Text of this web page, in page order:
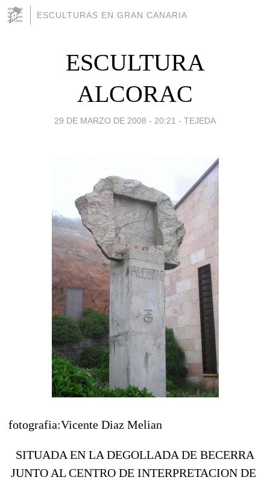
ESCULTURAS EN GRAN CANARIA
ESCULTURA
ALCORAC
29 DE MARZO DE 2008 - 20:21 - TEJEDA
fotografia:Vicente Diaz Melian
SITUADA EN LA DEGOLLADA DE BECERRA
JUNTO AL CENTRO DE INTERPRETACION DE